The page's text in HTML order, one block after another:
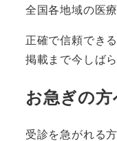
全国各地域の医
正確で信頼でき
掲載まで今しば
お急ぎの方
受診を急がれる方